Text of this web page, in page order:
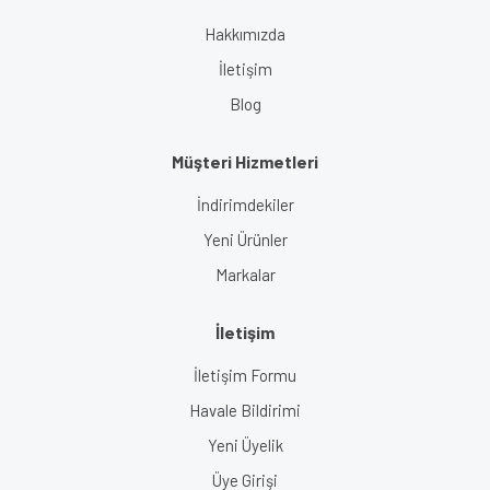
Hakkımızda
İletişim
Blog
Müşteri Hizmetleri
İndirimdekiler
Yeni Ürünler
Markalar
İletişim
İletişim Formu
Havale Bildirimi
Yeni Üyelik
Üye Girişi